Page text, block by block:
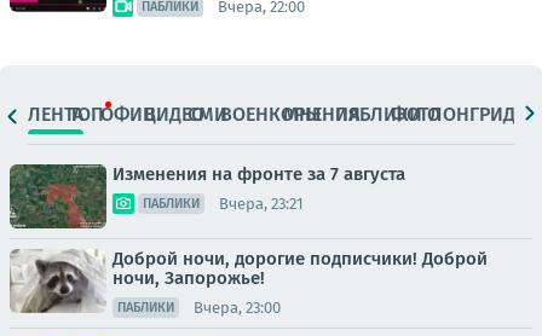
ПАБЛИКИ Вчера, 22:00
ЛЕНТАТОПОФИЦ.ВИДЕОСМИВОЕНКОРЫМНЕНИЯПАБЛИКИ
ФОТОЛОНГРИДЫ
Изменения на фронте за 7 августа
ПАБЛИКИ Вчера, 23:21
Доброй ночи, дорогие подписчики! Доброй
ночи, Запорожье!
ПАБЛИКИ Вчера, 23:00